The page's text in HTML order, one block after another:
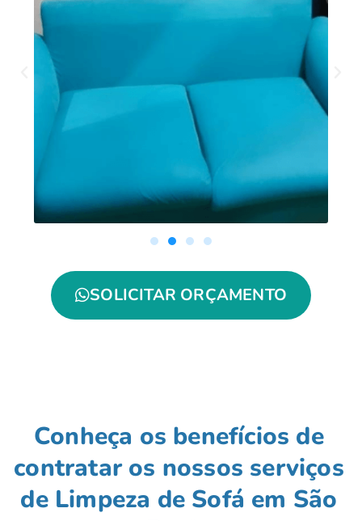
SOLICITAR ORÇAMENTO
Conheça os benefícios de
contratar os nossos serviços
de Limpeza de Sofá em São